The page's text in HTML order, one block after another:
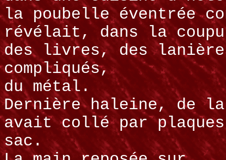
la poubelle éventrée
révélait, dans la
des livres, des
compliqués,
du métal.
Dernière haleine, de
avait collé par
sac.